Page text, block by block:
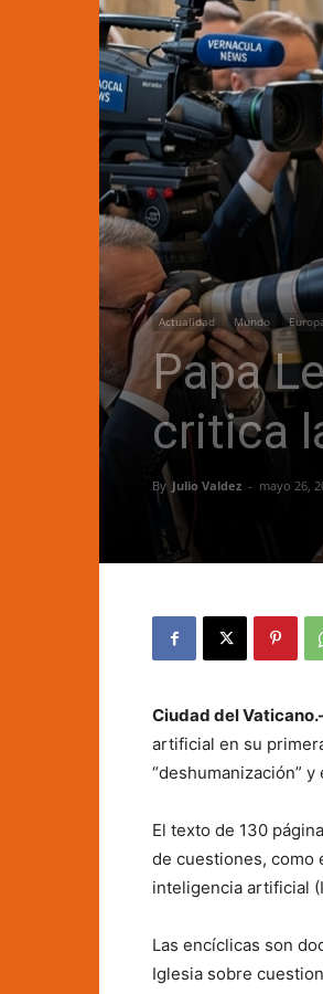
Actualidad Mundo
Papa
critica
By Julio Valdez - mayo 26,
Ciudad del
artificial en su
“deshumanización”
El texto de 130
de cuestiones, como
inteligencia artificial
Las encíclicas son
Iglesia sobre